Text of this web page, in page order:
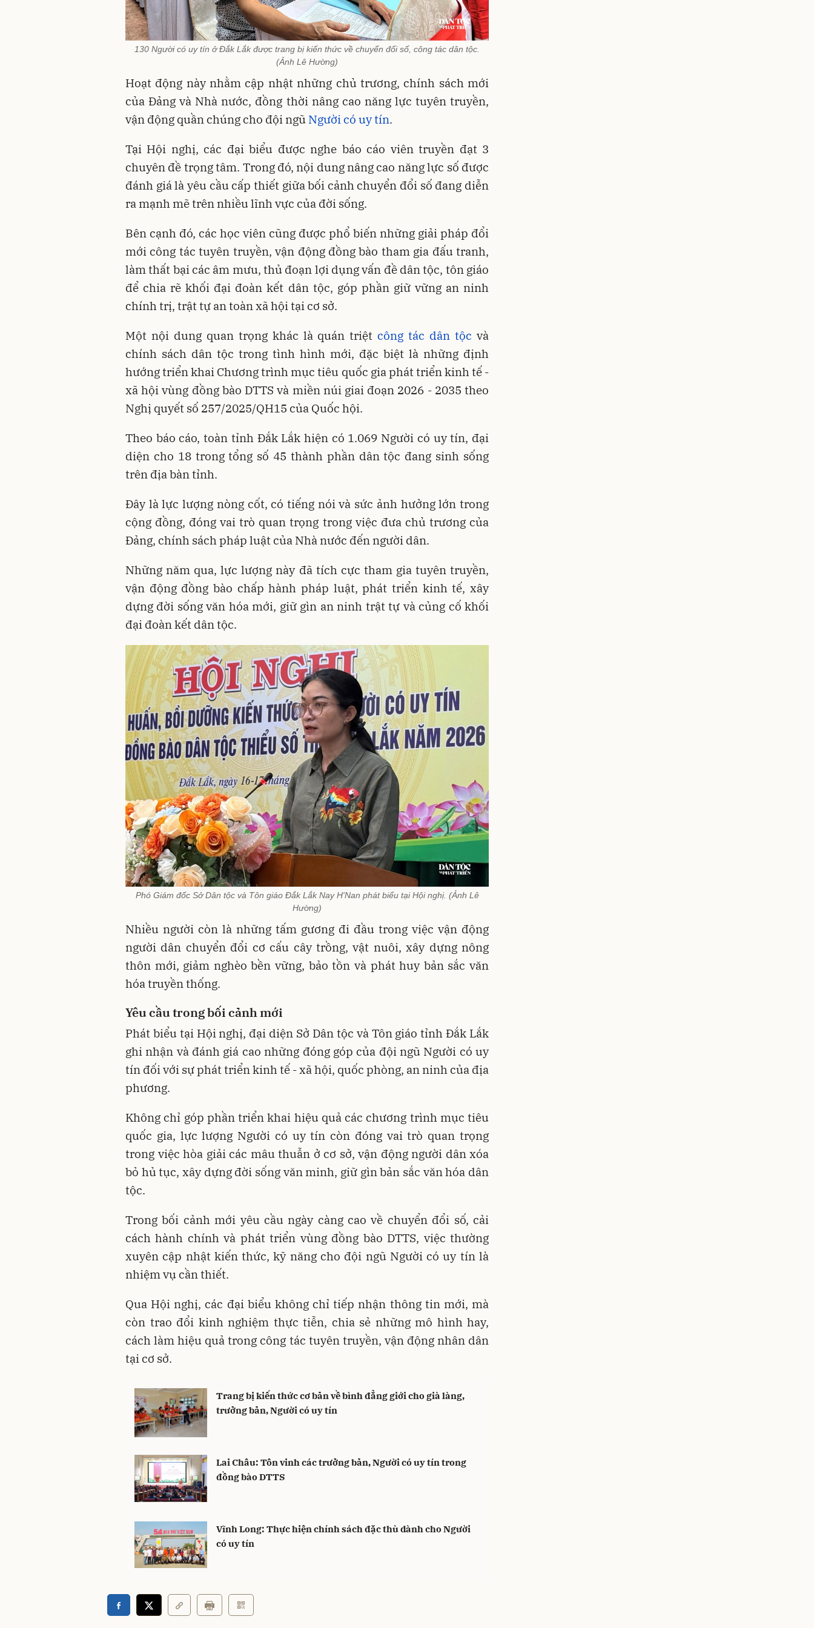
130 Người có uy tín ở Đắk Lắk được trang bị kiến thức về chuyển đổi số, công tác dân tộc.
(Ảnh Lê Hường)
Hoạt động này nhằm cập nhật những chủ trương, chính sách mới
của Đảng và Nhà nước, đồng thời nâng cao năng lực tuyên truyền,
vận động quần chúng cho đội ngũ Người có uy tín.
Tại Hội nghị, các đại biểu được nghe báo cáo viên truyền đạt 3
chuyên đề trọng tâm. Trong đó, nội dung nâng cao năng lực số được
đánh giá là yêu cầu cấp thiết giữa bối cảnh chuyển đổi số đang diễn
ra mạnh mẽ trên nhiều lĩnh vực của đời sống.
Bên cạnh đó, các học viên cũng được phổ biến những giải pháp đổi
mới công tác tuyên truyền, vận động đồng bào tham gia đấu tranh,
làm thất bại các âm mưu, thủ đoạn lợi dụng vấn đề dân tộc, tôn giáo
để chia rẽ khối đại đoàn kết dân tộc, góp phần giữ vững an ninh
chính trị, trật tự an toàn xã hội tại cơ sở.
Một nội dung quan trọng khác là quán triệtcông tác dân tộc và
chính sách dân tộc trong tình hình mới, đặc biệt là những định
hướng triển khai Chương trình mục tiêu quốc gia phát triển kinh tế -
xã hội vùng đồng bào DTTS và miền núi giai đoạn 2026 - 2035 theo
Nghị quyết số 257/2025/QH15 của Quốc hội.
Theo báo cáo, toàn tỉnh Đắk Lắk hiện có 1.069 Người có uy tín, đại
diện cho 18 trong tổng số 45 thành phần dân tộc đang sinh sống
trên địa bàn tỉnh.
Đây là lực lượng nòng cốt, có tiếng nói và sức ảnh hưởng lớn trong
cộng đồng, đóng vai trò quan trọng trong việc đưa chủ trương của
Đảng, chính sách pháp luật của Nhà nước đến người dân.
Những năm qua, lực lượng này đã tích cực tham gia tuyên truyền,
vận động đồng bào chấp hành pháp luật, phát triển kinh tế, xây
dựng đời sống văn hóa mới, giữ gìn an ninh trật tự và củng cố khối
đại đoàn kết dân tộc.
Phó Giám đốc Sở Dân tộc và Tôn giáo Đắk Lắk Nay H'Nan phát biểu tại Hội nghị. (Ảnh Lê
Hường)
Nhiều người còn là những tấm gương đi đầu trong việc vận động
người dân chuyển đổi cơ cấu cây trồng, vật nuôi, xây dựng nông
thôn mới, giảm nghèo bền vững, bảo tồn và phát huy bản sắc văn
hóa truyền thống.
Yêu cầu trong bối cảnh mới
Phát biểu tại Hội nghị, đại diện Sở Dân tộc và Tôn giáo tỉnh Đắk Lắk
ghi nhận và đánh giá cao những đóng góp của đội ngũ Người có uy
tín đối với sự phát triển kinh tế - xã hội, quốc phòng, an ninh của địa
phương.
Không chỉ góp phần triển khai hiệu quả các chương trình mục tiêu
quốc gia, lực lượng Người có uy tín còn đóng vai trò quan trọng
trong việc hòa giải các mâu thuẫn ở cơ sở, vận động người dân xóa
bỏ hủ tục, xây dựng đời sống văn minh, giữ gìn bản sắc văn hóa dân
tộc.
Trong bối cảnh mới yêu cầu ngày càng cao về chuyển đổi số, cải
cách hành chính và phát triển vùng đồng bào DTTS, việc thường
xuyên cập nhật kiến thức, kỹ năng cho đội ngũ Người có uy tín là
nhiệm vụ cần thiết.
Qua Hội nghị, các đại biểu không chỉ tiếp nhận thông tin mới, mà
còn trao đổi kinh nghiệm thực tiễn, chia sẻ những mô hình hay,
cách làm hiệu quả trong công tác tuyên truyền, vận động nhân dân
tại cơ sở.
Trang bị kiến thức cơ bản về bình đẳng giới cho già làng,
trưởng bản, Người có uy tín
Lai Châu: Tôn vinh các trưởng bản, Người có uy tín trong
đồng bào DTTS
Vĩnh Long: Thực hiện chính sách đặc thù dành cho Người
có uy tín